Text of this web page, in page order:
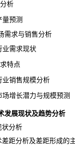
析
预测
需求与销售分析
需求现状
特点
销售规模分析
长潜力与规模预测
发展现状及趋势分析
分析
距分析及差距形成的